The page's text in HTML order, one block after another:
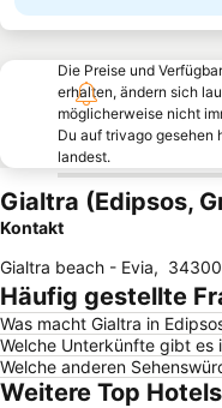
Die Preise und
erhalten, ändern sich
möglicherweise nicht
Du auf trivago gesehen
landest.
Gialtra (Edipsos,
Kontakt
Gialtra beach - Evia, 34300
Häufig gestellte
Was macht Gialtra in
Welche Unterkünfte gibt es
Welche anderen
Weitere Top Hotels